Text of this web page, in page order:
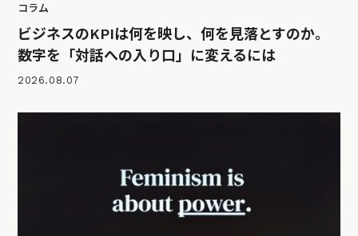
コラム
ビジネスのKPIは何を映し、何を見落とすのか。
数字を「対話への入り口」に変えるには
2026.08.07